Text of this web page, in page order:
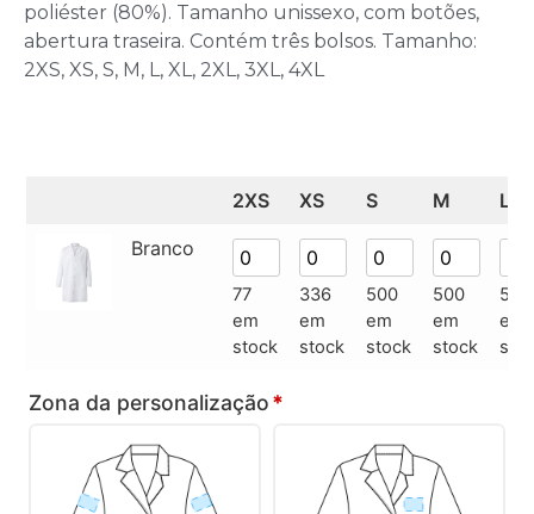
poliéster (80%). Tamanho unissexo, com botões,
abertura traseira. Contém três bolsos. Tamanho:
2XS, XS, S, M, L, XL, 2XL, 3XL, 4XL
2XS XS S M
L
Branco
77
em
stock
336
em
stock
500
em
stock
500
em
stock
500
em
Zona da personalização*